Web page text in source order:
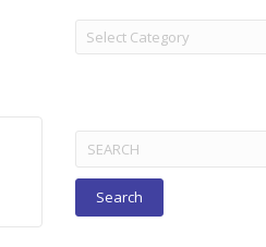
LAKORN:
TITLES
Search
for: